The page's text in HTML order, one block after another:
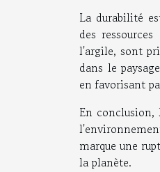
La durabilité
des
l'argile, sont
dans le
en favorisant
En conclusion,
marque une
la planète.